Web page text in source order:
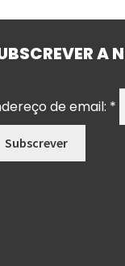
A
de email: *